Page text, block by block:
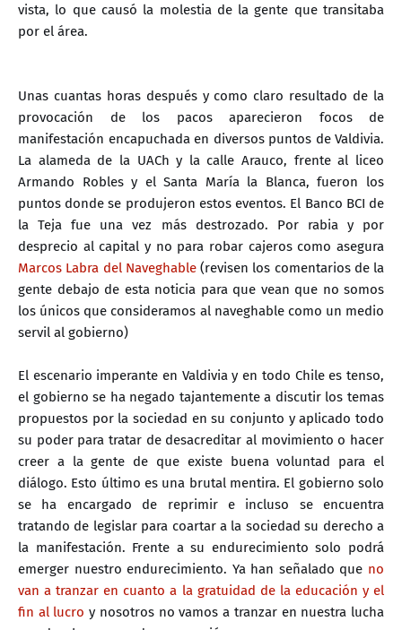
vista, lo que causó la molestia de la gente que transitaba
por el área.
Unas cuantas horas después y como claro resultado de la
provocación de los pacos aparecieron focos de
manifestación encapuchada en diversos puntos de Valdivia.
La alameda de la UACh y la calle Arauco, frente al liceo
Armando Robles y el Santa María la Blanca, fueron los
puntos donde se produjeron estos eventos. El Banco BCI de
la Teja fue una vez más destrozado. Por rabia y por
desprecio al capital y no para robar cajeros como asegura
Marcos Labra del Naveghable(revisen los comentarios de la
gente debajo de esta noticia para que vean que no somos
los únicos que consideramos al naveghable como un medio
servil al gobierno)
El escenario imperante en Valdivia y en todo Chile es tenso,
el gobierno se ha negado tajantemente a discutir los temas
propuestos por la sociedad en su conjunto y aplicado todo
su poder para tratar de desacreditar al movimiento o hacer
creer a la gente de que existe buena voluntad para el
diálogo. Esto último es una brutal mentira. El gobierno solo
se ha encargado de reprimir e incluso se encuentra
tratando de legislar para coartar a la sociedad su derecho a
la manifestación. Frente a su endurecimiento solo podrá
emerger nuestro endurecimiento. Ya han señalado que no
van a tranzar en cuanto a la gratuidad de la educación y el
fin al lucro y nosotros no vamos a tranzar en nuestra lucha